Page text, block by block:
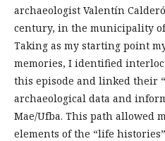
archaeologist Valentín
century, in the municipality
Taking as my starting point
memories, I identified
this episode and linked their
archaeological data and
Mae/Ufba. This path allowed
elements of the “life